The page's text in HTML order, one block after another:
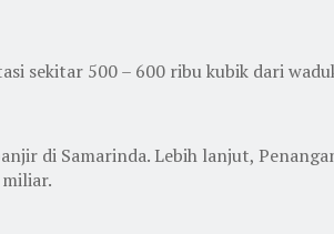
sekitar 500 – 600 ribu kubik dari
di Samarinda. Lebih lanjut,